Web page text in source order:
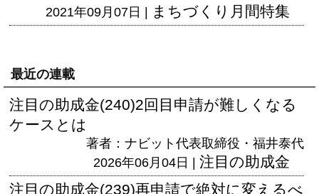
2021年09月07日 | まちづくり月間特集
最近の連載
注目の助成金(240)2回目申請が難しくなる
ケースとは
著者：ナビット代表取締役・福井泰代
2026年06月04日 | 注目の助成金
注目の助成金(239)再申請で絶対に変えるべ